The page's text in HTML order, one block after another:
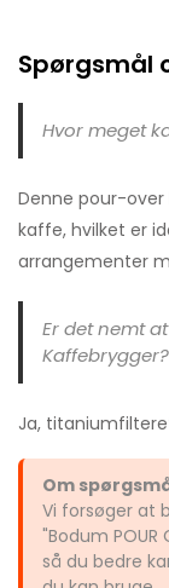
Spørgsmål
Hvor meget
Denne pour-over
kaffe, hvilket er
arrangementer
Er det nemt
Kaffebrygger?
Ja,
Om
Vi forsøger at
"Bodum POUR
så du bedre